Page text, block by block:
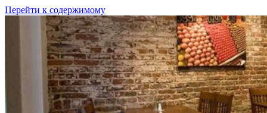
Перейти к содержимому